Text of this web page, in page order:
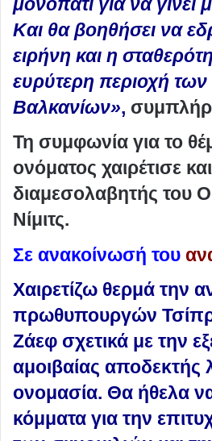
Και θα βοηθήσει να
ειρήνη και η
ευρύτερη περιοχή των
Βαλκανίων»,
Τη συμφωνία για το
ονόματος χαιρέτισε
διαμεσολαβητής του
Νίμιτς.
Σε ανακοίνωσή του
Χαιρετίζω θερμά την
πρωθυπουργών
Ζάεφ σχετικά με την
αμοιβαίας αποδεκτής
ονομασία. Θα ήθελα
κόμματα για την